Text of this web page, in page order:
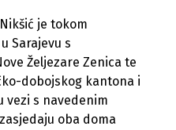
je tokom
Sarajevu s
Željezare Zenica te
dobojskog kantona i
vezi s navedenim
oba doma